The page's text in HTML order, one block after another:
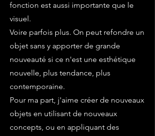
fonction est aussi importante que le
visuel.
Voire parfois plus. On peut refondre un
objet sans y apporter de grande
nouveauté si ce n'est une esthétique
nouvelle, plus tendance, plus
contemporaine.
Pour ma part, j'aime créer de nouveaux
objets en utilisant de nouveaux
concepts, ou en appliquant des